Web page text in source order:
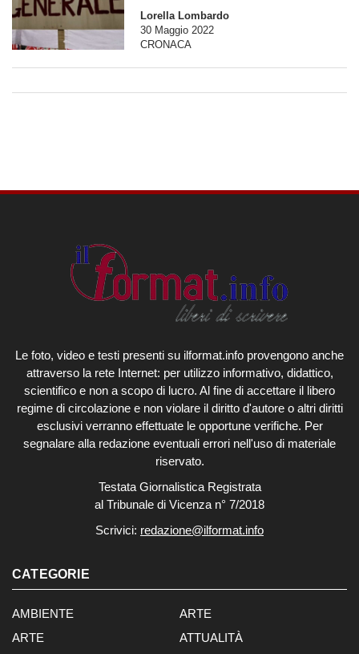
Lorella Lombardo
30 Maggio 2022
CRONACA
Le foto, video e testi presenti su ilformat.info provengono anche
attraverso la rete Internet: per utilizzo informativo, didattico,
scientifico e non a scopo di lucro. Al fine di accettare il libero
regime di circolazione e non violare il diritto d'autore o altri diritti
esclusivi verranno effettuate le opportune verifiche. Per
segnalare alla redazione eventuali errori nell'uso di materiale
riservato.
Testata Giornalistica Registrata
al Tribunale di Vicenza n° 7/2018
Scrivici: redazione@ilformat.info
CATEGORIE
AMBIENTE
ARTE
ARTE
ATTUALITÀ